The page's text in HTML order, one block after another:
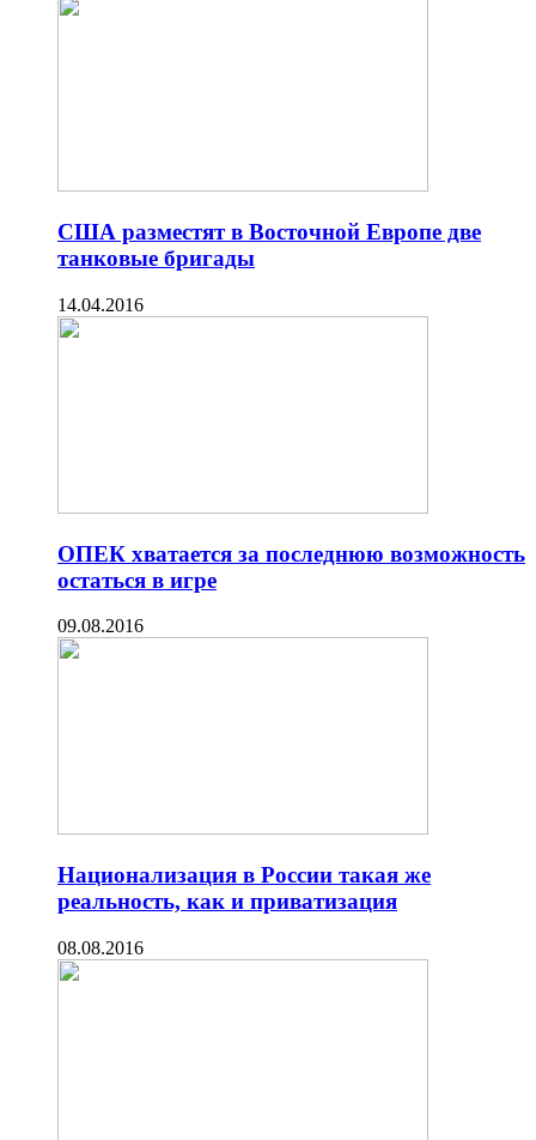
США разместят в Восточной Европе две
танковые бригады
14.04.2016
ОПЕК хватается за последнюю возможность
остаться в игре
09.08.2016
Национализация в России такая же
реальность, как и приватизация
08.08.2016